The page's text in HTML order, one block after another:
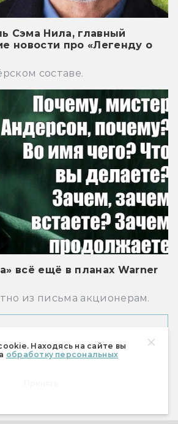
Находясь на сайте вы
обработку персональных
Сэма Нила, главный
новости про «Легенду о
составе.
всё ещё в планах Warner
из письма акционерам.